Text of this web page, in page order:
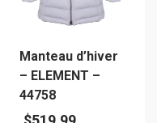
page
Manteau d’hiver
– ELEMENT –
44758